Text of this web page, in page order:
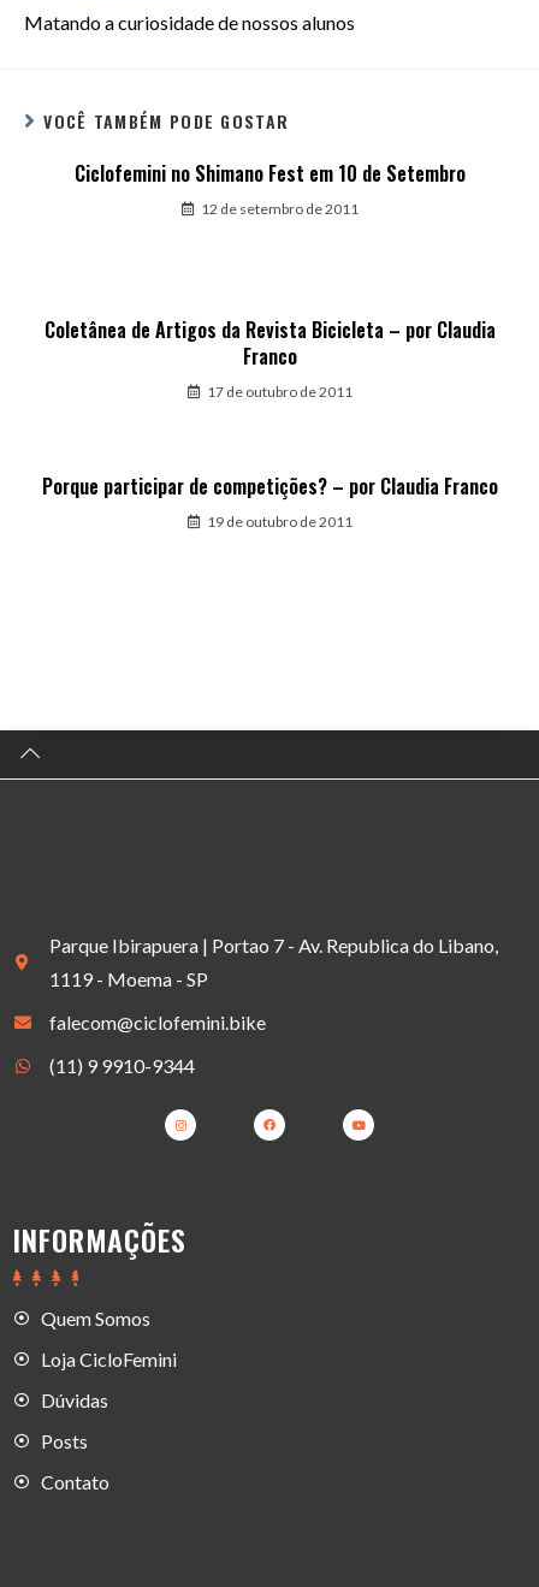
Matando a curiosidade de nossos alunos
VOCÊ TAMBÉM PODE GOSTAR
Ciclofemini no Shimano Fest em 10 de Setembro
12 de setembro de 2011
Coletânea de Artigos da Revista Bicicleta – por Claudia
Franco
17 de outubro de 2011
Porque participar de competições? – por Claudia Franco
19 de outubro de 2011
Parque Ibirapuera | Portao 7 - Av. Republica do Libano,
1119 - Moema - SP
falecom@ciclofemini.bike
(11) 9 9910-9344
INFORMAÇÕES
Quem Somos
Loja CicloFemini
Dúvidas
Posts
Contato